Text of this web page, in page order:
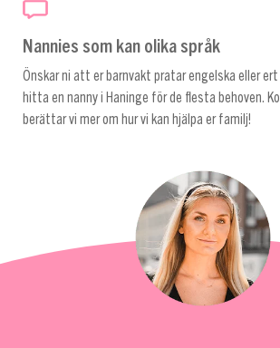
Nannies som kan olika språk
Önskar ni att er barnvakt pratar engelska eller ert
hitta en nanny i Haninge för de flesta behoven.
berättar vi mer om hur vi kan hjälpa er familj!